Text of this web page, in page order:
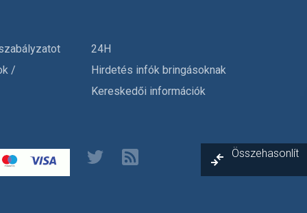
/
24H
Hirdetés infók bringásoknak
Kereskedői információk
Összehasonlít